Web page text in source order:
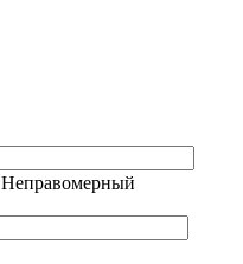
Неправомерный